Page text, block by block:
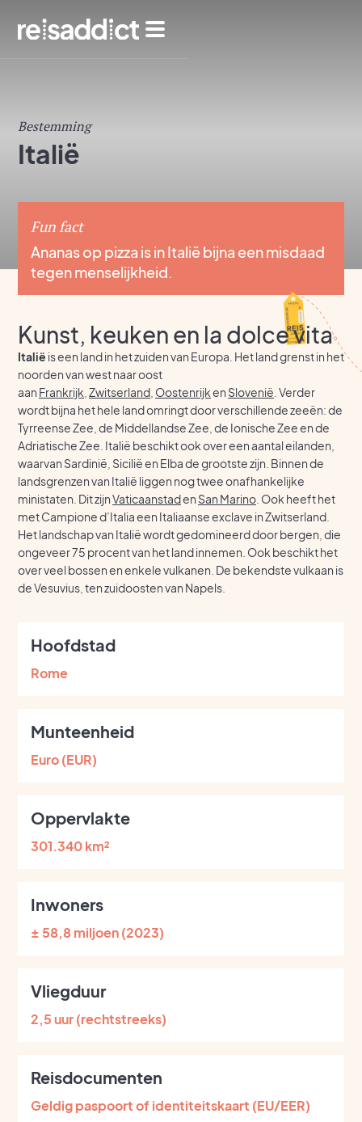
Bestemming
Italië
Fun fact
Ananas op pizza is in Italië bijna een misdaad
tegen menselijkheid.
Kunst, keuken en la dolce vita
Italië is een land in het zuiden van Europa. Het land grenst in het
noorden van west naar oost
aan Frankrijk Zwitserland Oostenrijken Slovenië . Verder
wordt bijna het hele land omringt door verschillende zeeën: de
Tyrreense Zee, de Middellandse Zee, de Ionische Zee en de
Adriatische Zee. Italië beschikt ook over een aantal eilanden,
waarvan Sardinië, Sicilië en Elba de grootste zijn. Binnen de
landsgrenzen van Italië liggen nog twee onafhankelijke
ministaten. Dit zijnVaticaanstaden San Marino . Ook heeft het
met Campione d’Italia een Italiaanse exclave in Zwitserland.
Het landschap van Italië wordt gedomineerd door bergen, die
ongeveer 75 procent van het land innemen. Ook beschikt het
over veel bossen en enkele vulkanen. De bekendste vulkaan is
de Vesuvius, ten zuidoosten van Napels.
Hoofdstad
Rome
Munteenheid
Euro (EUR)
Oppervlakte
301.340 km²
Inwoners
± 58,8 miljoen (2023)
Vliegduur
2,5 uur (rechtstreeks)
Reisdocumenten
Geldig paspoort of identiteitskaart (EU/EER)